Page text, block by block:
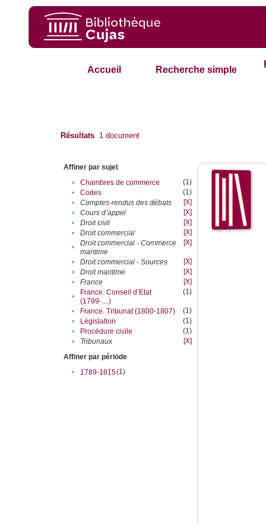
Accueil Recherche simple
Résultats 1 document
Affiner par sujet
•
Chambres de commerce
(1)
•
Codes
(1)
•
Comptes-rendus des débats
[X]
•
Cours d’appel
[X]
•
Droit civil
[X]
•
Droit commercial
[X]
•
Droit commercial - Commerce
maritime
[X]
• Droit commercial - Sources
[X]
•
Droit maritime
[X]
•
France
[X]
•
France. Conseil d’Etat
(1799-....)
(1)
• France. Tribunat (1800-1807)
(1)
•
Législation
(1)
•
Procédure civile
(1)
•
Tribunaux
[X]
Affiner par période
•
1789-1815(1)